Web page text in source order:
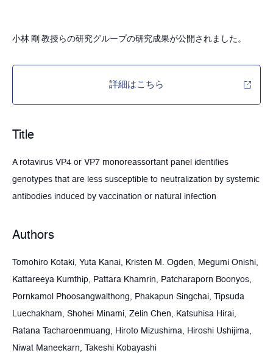
小林 剛 教授らの研究グループの研究成果が公開されました。
詳細はこちら
Title
A rotavirus VP4 or VP7 monoreassortant panel identifies
genotypes that are less susceptible to neutralization by systemic
antibodies induced by vaccination or natural infection
Authors
Tomohiro Kotaki, Yuta Kanai, Kristen M. Ogden, Megumi Onishi,
Kattareeya Kumthip, Pattara Khamrin, Patcharaporn Boonyos,
Pornkamol Phoosangwalthong, Phakapun Singchai, Tipsuda
Luechakham, Shohei Minami, Zelin Chen, Katsuhisa Hirai,
Ratana Tacharoenmuang, Hiroto Mizushima, Hiroshi Ushijima,
Niwat Maneekarn, Takeshi Kobayashi